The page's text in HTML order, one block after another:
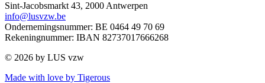
Sint-Jacobsmarkt 43, 2000 Antwerpen
info@lusvzw.be
Ondernemingsnummer: BE 0464 49 70 69
Rekeningnummer: IBAN 82737017666268
© 2026 by LUS vzw
Made with love by Tigerous